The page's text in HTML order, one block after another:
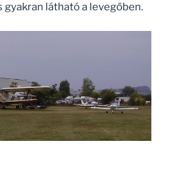
gyakran látható a levegőben.